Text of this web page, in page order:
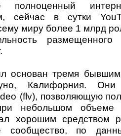
полноценный
сейчас в сутки
миру более 1 млрд
размещенного
основан тремя
Калифорния. Они
(flv), позволяющую
небольшом объеме
хорошим средством
сообщество, по